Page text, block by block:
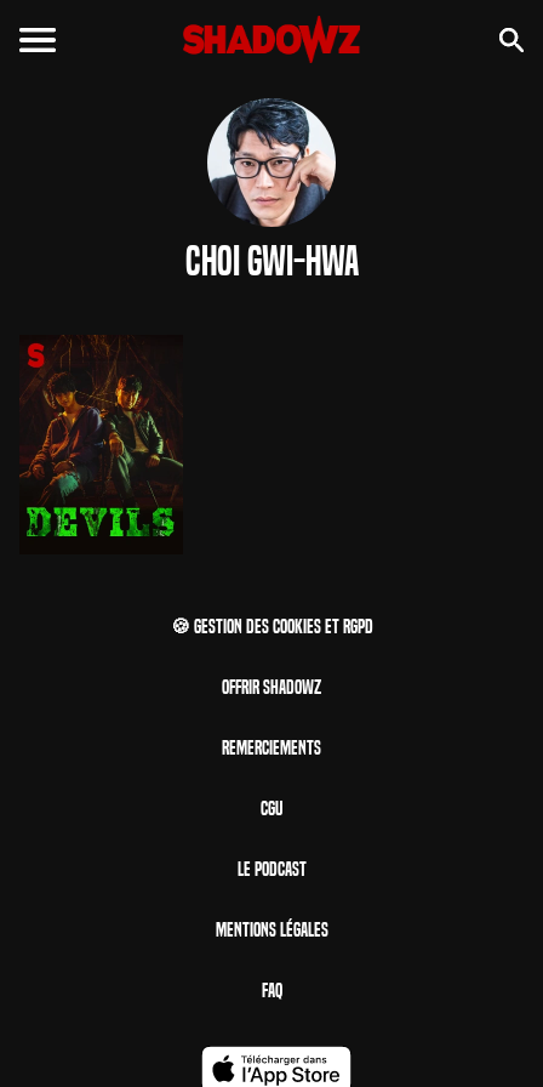
Choi Gwi-hwa
🍪 Gestion des cookies et RGPD
Offrir Shadowz
Remerciements
CGU
Le Podcast
Mentions Légales
FAQ